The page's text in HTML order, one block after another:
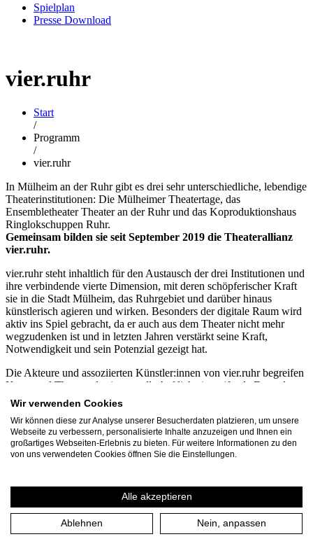
Spielplan
Presse Download
vier.ruhr
Start
/
Programm
/
vier.ruhr
In Mülheim an der Ruhr gibt es drei sehr unterschiedliche, lebendige
Theaterinstitutionen: Die Mülheimer Theatertage, das
Ensembletheater Theater an der Ruhr und das Koproduktionshaus
Ringlokschuppen Ruhr.
Gemeinsam bilden sie seit September 2019 die Theaterallianz
vier.ruhr.
vier.ruhr steht inhaltlich für den Austausch der drei Institutionen und
ihre verbindende vierte Dimension, mit deren schöpferischer Kraft
sie in die Stadt Mülheim, das Ruhrgebiet und darüber hinaus
künstlerisch agieren und wirken. Besonders der digitale Raum wird
aktiv ins Spiel gebracht, da er auch aus dem Theater nicht mehr
wegzudenken ist und in letzten Jahren verstärkt seine Kraft,
Notwendigkeit und sein Potenzial gezeigt hat.
Die Akteure und assoziierten Künstler:innen von vier.ruhr begreifen
Kunst und Theater als eine gesellschaftlich eingreifende Form der
Kommunikation. Mit innovativen Formaten, Projekten und
Kooperationen haben sie sich gemeinsam auf den Weg gemacht,
Strategien der Zusammenarbeit zu (er)finden, um den Austausch
untereinander und zwischen Theater, Stadt und Gesellschaft zu
stärken. Durch die organischen Begegnungen in der vier.zentrale in
der Stadtmitte von Mülheim kommen Menschen ins Gespräch und
befinden sich im dynamischen Wandel und vier.ruhr gestaltet aktiv
Mehr Informationen
vier.ruhr
Wir verwenden Cookies
Wir können diese zur Analyse unserer Besucherdaten platzieren, um unsere
Webseite zu verbessern, personalisierte Inhalte anzuzeigen und Ihnen ein
großartiges Webseiten-Erlebnis zu bieten. Für weitere Informationen zu den
von uns verwendeten Cookies öffnen Sie die Einstellungen.
Alle akzeptieren
Ablehnen Nein, anpassen